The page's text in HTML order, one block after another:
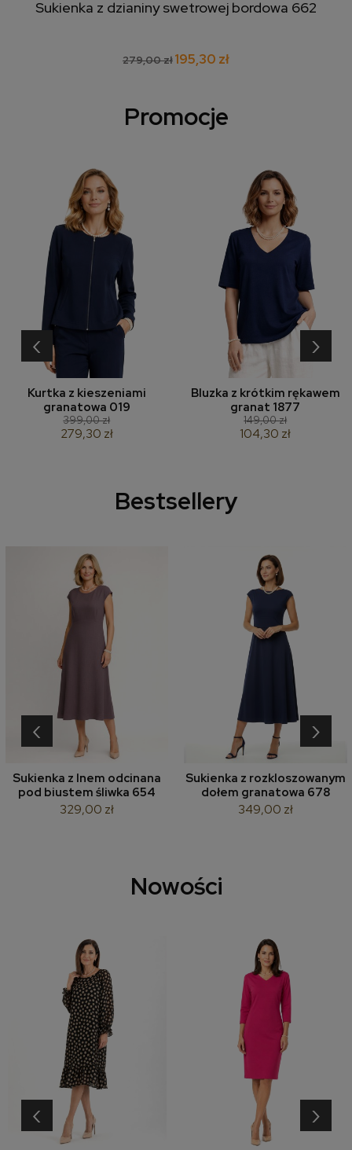
Sukienka z dzianiny swetrowej bordowa 662
279,00 zł195,30 zł
Promocje
Kurtka z kieszeniami
granatowa 019
399,00 zł
279,30 zł
Bluzka z krótkim rękawem
granat 1877
149,00 zł
104,30 zł
‹ ›
Bestsellery
Sukienka z lnem odcinana
pod biustem śliwka 654
329,00 zł
Sukienka z rozkloszowanym
dołem granatowa 678
349,00 zł
‹ ›
Nowości
‹ ›